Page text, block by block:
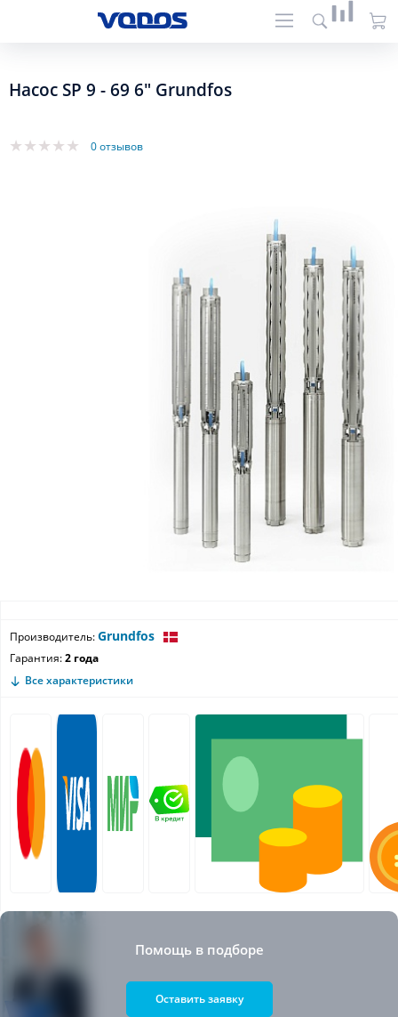
Насос SP 9 - 69 6" Grundfos
0 отзывов
Производитель:Grundfos
Гарантия:2 года
Все характеристики
Помощь в подборе
Оставить заявку